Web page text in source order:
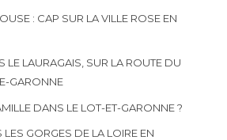
: CAP SUR LA VILLE ROSE EN
LE LAURAGAIS, SUR LA ROUTE DU
GARONNE
DANS LE LOT-ET-GARONNE ?
GORGES DE LA LOIRE EN